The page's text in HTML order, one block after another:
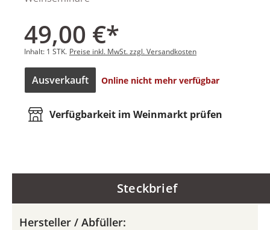
49,00 €*
Inhalt: 1 STK. Preise inkl. MwSt. zzgl. Versandkosten
Ausverkauft Online nicht mehr verfügbar
Verfügbarkeit im Weinmarkt prüfen
Steckbrief
Hersteller / Abfüller: